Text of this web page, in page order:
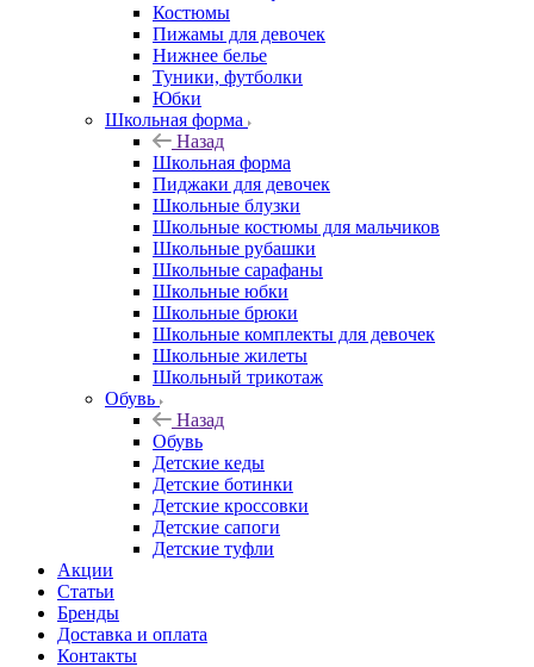
Костюмы
Пижамы для девочек
Нижнее белье
Туники, футболки
Юбки
Школьная форма
Назад
Школьная форма
Пиджаки для девочек
Школьные блузки
Школьные костюмы для мальчиков
Школьные рубашки
Школьные сарафаны
Школьные юбки
Школьные брюки
Школьные комплекты для девочек
Школьные жилеты
Школьный трикотаж
Обувь
Назад
Обувь
Детские кеды
Детские ботинки
Детские кроссовки
Детские сапоги
Детские туфли
Акции
Статьи
Бренды
Доставка и оплата
Контакты